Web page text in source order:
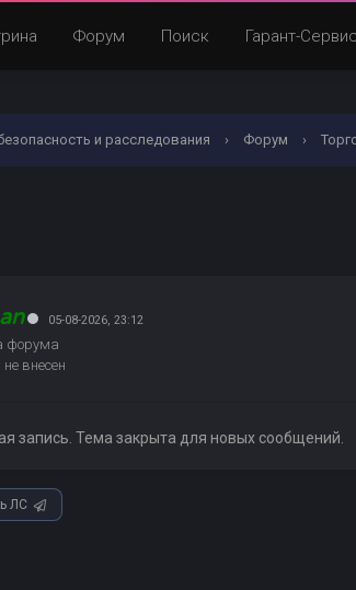
Форум Поиск Гарант-Сервис
и расследования › Форум ›
05-08-2026, 23:12
форума
внесен
запись. Тема закрыта для новых сообщений.
ЛС